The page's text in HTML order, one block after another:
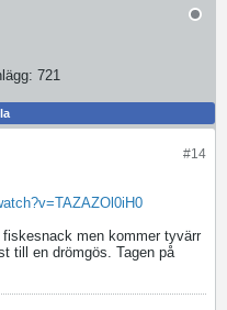
721
#14
fiskesnack men kommer tyvärr
till en drömgös. Tagen på